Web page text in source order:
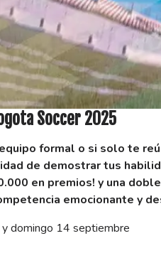
Soccer 2025
formal o si solo te
de demostrar tus
en premios! y una
emocionante y
domingo 14 septiembre